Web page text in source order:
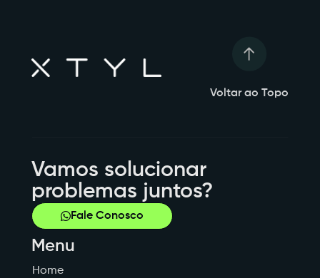
Voltar ao Topo
Vamos solucionar
problemas juntos?
Fale Conosco
Menu
Home